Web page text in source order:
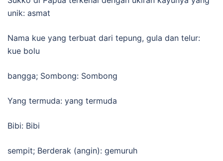
unik: asmat
Nama kue yang terbuat dari tepung, gula dan telur:
kue bolu
bangga; Sombong: Sombong
Yang termuda: yang termuda
Bibi: Bibi
sempit; Berderak (angin): gemuruh